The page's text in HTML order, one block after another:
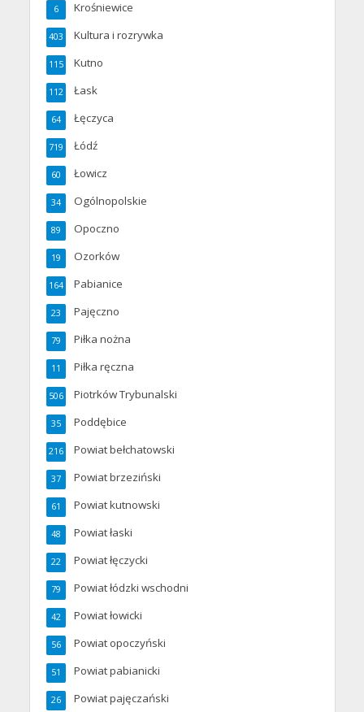
Krośniewice
6
Kultura i rozrywka
403
Kutno
115
Łask
112
Łęczyca
64
Łódź
719
Łowicz
60
Ogólnopolskie
34
Opoczno
89
Ozorków
19
Pabianice
164
Pajęczno
23
Piłka nożna
79
Piłka ręczna
11
Piotrków Trybunalski
506
Poddębice
35
Powiat bełchatowski
216
Powiat brzeziński
37
Powiat kutnowski
61
Powiat łaski
48
Powiat łęczycki
22
Powiat łódzki wschodni
79
Powiat łowicki
42
Powiat opoczyński
56
Powiat pabianicki
51
Powiat pajęczański
26